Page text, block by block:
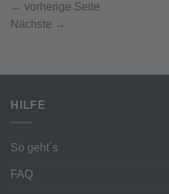
← vorherige Seite
Nächste →
HILFE
So geht´s
FAQ